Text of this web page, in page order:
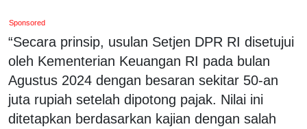
Sponsored
“Secara prinsip, usulan Setjen DPR RI disetujui
oleh Kementerian Keuangan RI pada bulan
Agustus 2024 dengan besaran sekitar 50-an
juta rupiah setelah dipotong pajak. Nilai ini
ditetapkan berdasarkan kajian dengan salah